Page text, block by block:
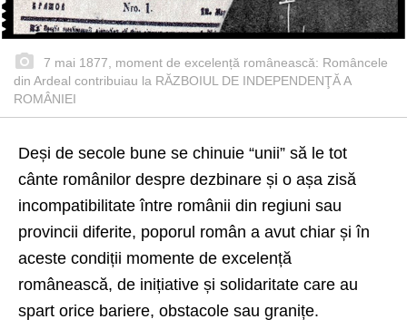
7 mai 1877, moment de excelență românească: Româncele
din Ardeal contribuiau la RĂZBOIUL DE INDEPENDENŢĂ A
ROMÂNIEI
Deși de secole bune se chinuie “unii” să le tot
cânte românilor despre dezbinare și o așa zisă
incompatibilitate între românii din regiuni sau
provincii diferite, poporul român a avut chiar și în
aceste condiții momente de excelență
românească, de inițiative și solidaritate care au
spart orice bariere, obstacole sau granițe.